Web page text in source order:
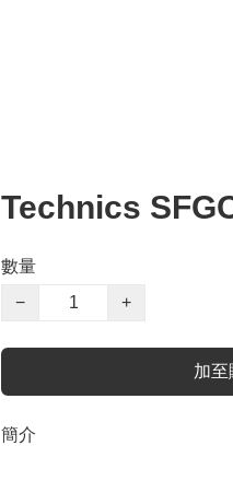
Technics
數量
−
+
加至
簡介